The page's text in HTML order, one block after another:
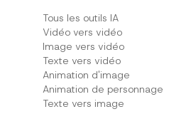
Tous les outils IA
Vidéo vers vidéo
Image vers vidéo
Texte vers vidéo
Animation d'image
Animation de personnage
Texte vers image